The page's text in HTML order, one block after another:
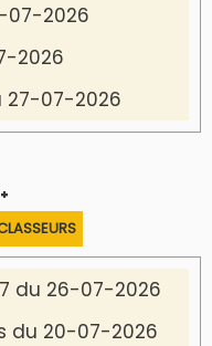
07-2026
2026
27-07-2026
du 26-07-2026
du 20-07-2026